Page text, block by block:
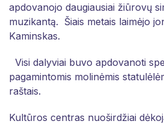
apdovanojo daugiausiai žiūrovų
muzikantą. Šiais metais laimėjo
Kaminskas.
Visi dalyviai buvo apdovanoti
pagamintomis molinėmis
raštais.
Kultūros centras nuoširdžiai